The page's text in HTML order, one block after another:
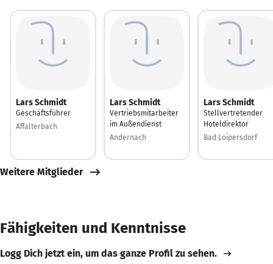
Lars Schmidt
Geschäftsführer
Affalterbach
Lars Schmidt
Vertriebsmitarbeiter
im Außendienst
Andernach
Lars Schmidt
Stellvertretender
Hoteldirektor
Bad Loipersdorf
Weitere Mitglieder
Fähigkeiten und Kenntnisse
Logg Dich jetzt ein, um das ganze Profil zu sehen.